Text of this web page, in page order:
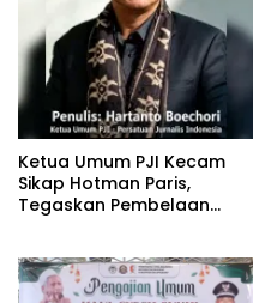
Ketua Umum PJI Kecam
Sikap Hotman Paris,
Tegaskan Pembelaan